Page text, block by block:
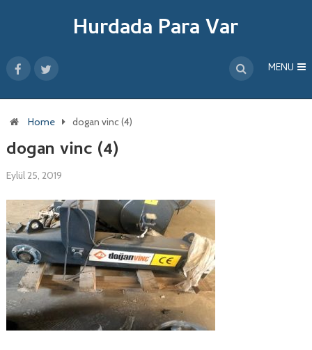
Hurdada Para Var
MENU
Home dogan vinc (4)
dogan vinc (4)
Eylül 25, 2019